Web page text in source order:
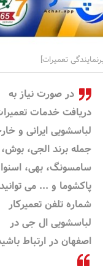
در صورت نیاز به
دریافت خدمات
لباسشویی ایرانی و
جمله برند الجی، بوش،
سامسونگ، بهی،
پاکشوما و ... می
شماره تلفن تعمیرکار
لباسشویی ال جی در
اصفهان در ارتباط